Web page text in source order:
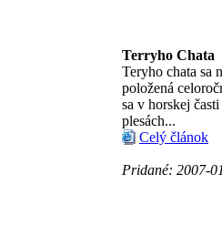
Terryho Chata
Teryho chata sa
položená
sa v horskej
plesách...
Celý článok
Pridané: 2007-